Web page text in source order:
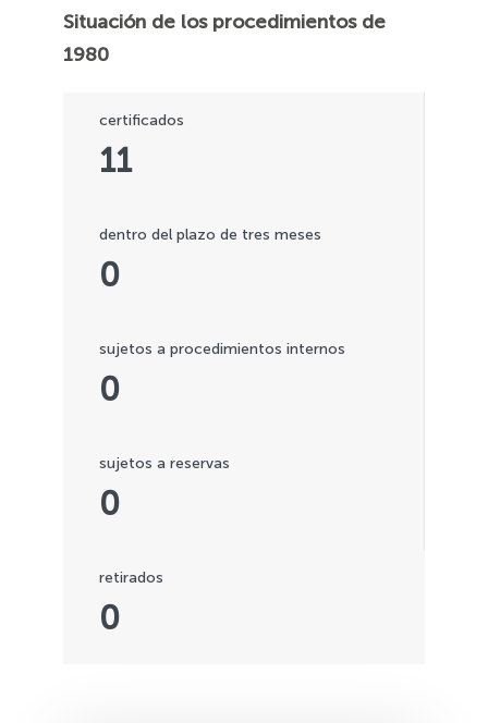
Situación de los procedimientos de
1980
11
certificados
0
dentro del plazo de tres meses
0
sujetos a procedimientos internos
0
sujetos a reservas
0
retirados